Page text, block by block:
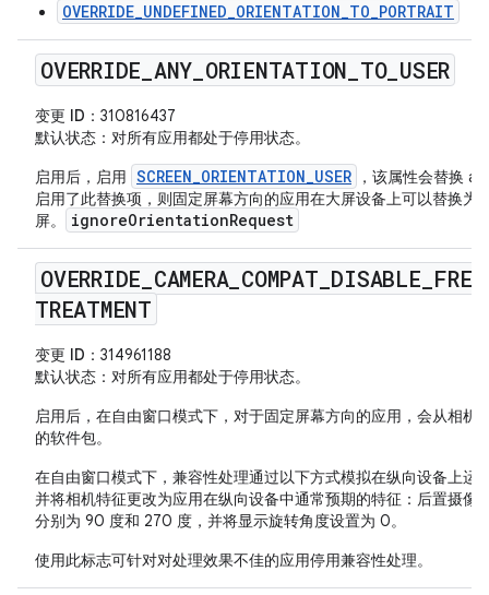
OVERRIDE_UNDEFINED_ORIENTATION_TO_PORTRAIT
OVERRIDE ANY ORIENTATION TO_ USER
变更 ID ：310816437
默认状态 ：对所有应用都处于停用状态。
启用后，启用 SCREEN_ORIENTATION_USER
，该属性会替换
启用了此替换项，则固定屏幕方向的应用在大屏设备上可以替换为
屏。
ignoreOrientationRequest
OVERRIDE CAMERA_ COMPAT DISABLE
TREATMENT
变更 ID ：314961188
默认状态 ：对所有应用都处于停用状态。
启用后，在自由窗口模式下，对于固定屏幕方向的应用，会从相机
的软件包。
在自由窗口模式下，兼容性处理通过以下方式模拟在纵向设备上运
并将相机特征更改为应用在纵向设备中通常预期的特征：后置摄像
分别为 90 度和 270 度，并将显示旋转角度设置为 0。
使用此标志可针对对处理效果不佳的应用停用兼容性处理。